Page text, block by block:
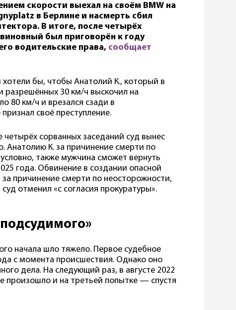
скорости выехал на своём BMW на
в Берлине и насмерть сбил
В итоге, после четырёх
был приговорён к году
водительские права, сообщает
бы, чтобы Анатолий К., который в
разрешённых 30 км/ч выскочил на
80 км/ч и врезался сзади в
своё преступление.
четырёх сорванных заседаний суд вынес
Анатолию К. за причинение смерти по
также мужчина сможет вернуть
года. Обвинение в создании опасной
причинение смерти по неосторожности,
отменил «с согласия прокуратуры».
начала шло тяжело. Первое судебное
с момента происшествия. Однако оно
дела. На следующий раз, в августе 2022
произошло и на третьей попытке — спустя